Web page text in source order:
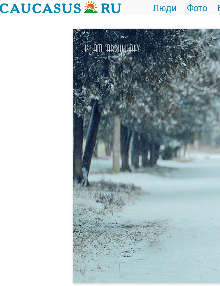
Люди Фото